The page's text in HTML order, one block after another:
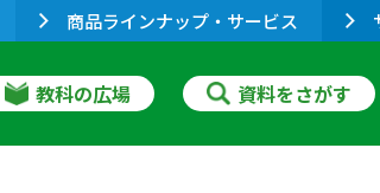
商品ラインナップ・サービス
教科の広場 資料をさがす